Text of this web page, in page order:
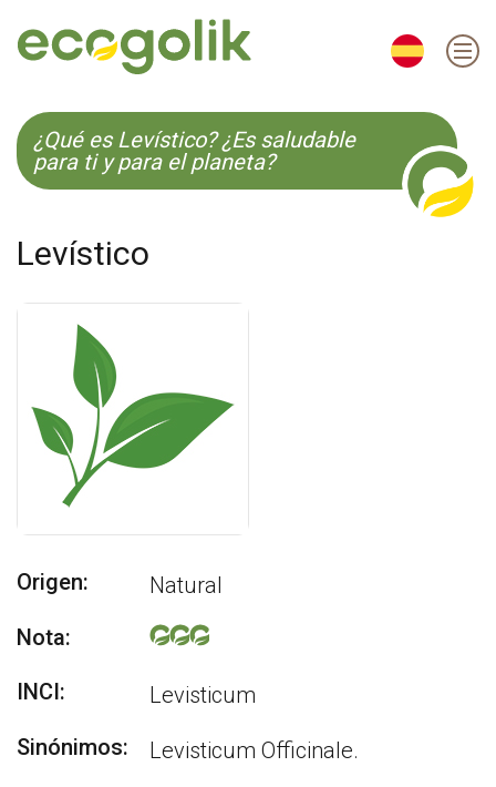
EN ES KO
¿Qué es Levístico? ¿Es saludable
para ti y para el planeta?
Levístico
Origen:
Natural
Nota:
INCI:
Levisticum
Sinónimos:
Levisticum Officinale.